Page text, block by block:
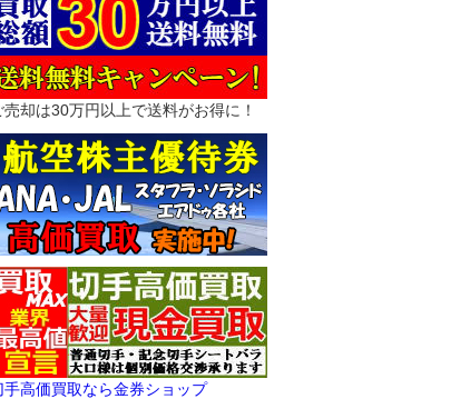
売却は30万円以上で送料がお得に！
手高価買取なら金券ショップ